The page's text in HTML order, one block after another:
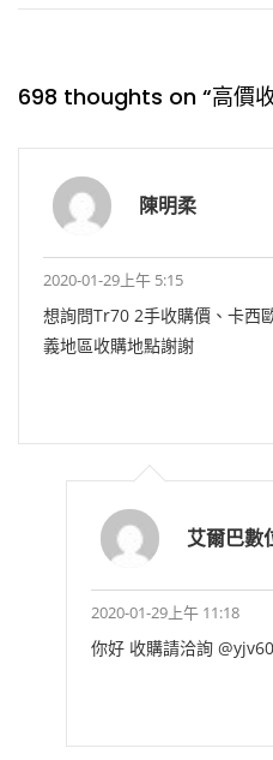
698 thoughts on “高價
陳明柔
2020-01-29上午 5:15
想詢問Tr70 2手收購價、卡西
義地區收購地點謝謝
艾爾巴數
2020-01-29上午 11:18
你好 收購請洽詢